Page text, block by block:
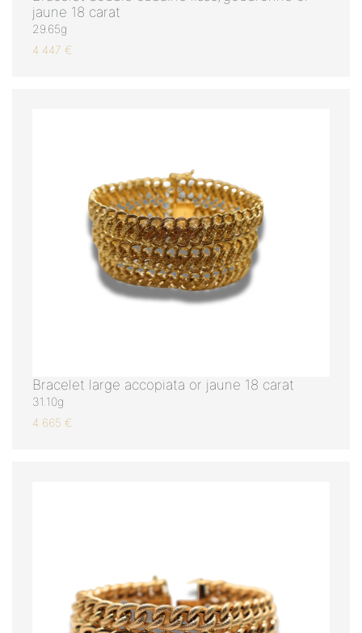
jaune 18 carat
29.65g
4 447 €
Bracelet large accopiata or jaune 18 carat
31.10g
4 665 €